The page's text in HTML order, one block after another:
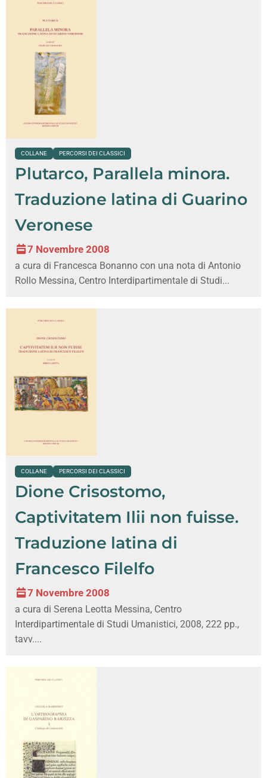
COLLANE PERCORSI DEI CLASSICI
Plutarco, Parallela minora.
Traduzione latina di Guarino
Veronese
7 Novembre 2008
a cura di Francesca Bonanno con una nota di Antonio
Rollo Messina, Centro Interdipartimentale di Studi...
COLLANE PERCORSI DEI CLASSICI
Dione Crisostomo,
Captivitatem Ilii non fuisse.
Traduzione latina di
Francesco Filelfo
7 Novembre 2008
a cura di Serena Leotta Messina, Centro
Interdipartimentale di Studi Umanistici, 2008, 222 pp.,
tavv....